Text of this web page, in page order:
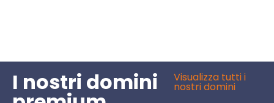
I nostri domini Visualizza tutti i
nostri domini